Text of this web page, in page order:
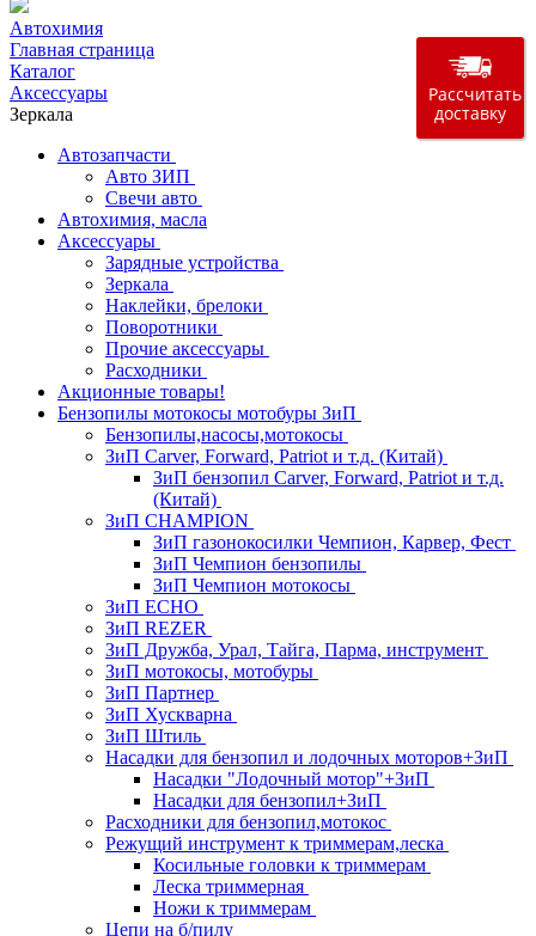
Автохимия
Главная страница
Каталог
Аксессуары
Зеркала
Автозапчасти
Авто ЗИП
Свечи авто
Автохимия, масла
Аксессуары
Зарядные устройства
Зеркала
Наклейки, брелоки
Поворотники
Прочие аксессуары
Расходники
Акционные товары!
Бензопилы мотокосы мотобуры ЗиП
Бензопилы,насосы,мотокосы
ЗиП Carver, Forward, Patriot и т.д. (Китай)
ЗиП бензопил Carver, Forward, Patriot и т.д.
(Китай)
ЗиП CHAMPION
ЗиП газонокосилки Чемпион, Карвер, Фест
ЗиП Чемпион бензопилы
ЗиП Чемпион мотокосы
ЗиП ECHO
ЗиП REZER
ЗиП Дружба, Урал, Тайга, Парма, инструмент
ЗиП мотокосы, мотобуры
ЗиП Партнер
ЗиП Хускварна
ЗиП Штиль
Насадки для бензопил и лодочных моторов+ЗиП
Насадки "Лодочный мотор"+ЗиП
Насадки для бензопил+ЗиП
Расходники для бензопил,мотокос
Режущий инструмент к триммерам,леска
Косильные головки к триммерам
Леска триммерная
Ножи к триммерам
Цепи на б/пилу
Рассчитать
доставку